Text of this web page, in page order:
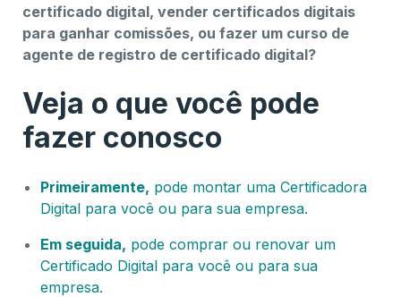
certificado digital, vender certificados digitais
para ganhar comissões, ou fazer um curso de
agente de registro de certificado digital?
Veja o que você pode
fazer conosco
Primeiramente, pode montar uma Certificadora
Digital para você ou para sua empresa.
Em seguida, pode comprar ou renovar um
Certificado Digital para você ou para sua
empresa.